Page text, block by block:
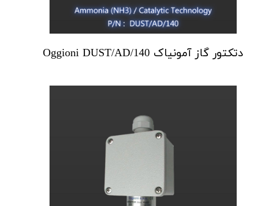
دتکتور گاز آمونیاک Oggioni DUST/AD/140